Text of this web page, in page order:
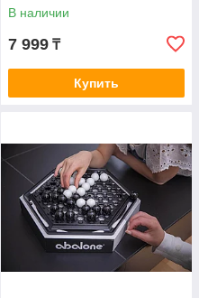
В наличии
7 999 ₸
Купить